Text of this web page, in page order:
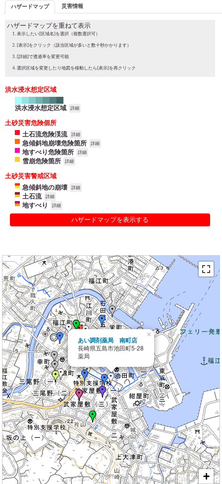
ハザードマップ 災害情報
ハザードマップを重ねて表示
表示したい[区域名]を選択（複数選択可）
[表示]をクリック（該当区域が多いと数十秒かかります）
[詳細]で透過率を変更可能
選択区域を変更したり地図を移動したら[表示]を再クリック
洪水浸水想定区域
洪水浸水想定区域 詳細
土砂災害危険個所
土石流危険渓流
詳細
急傾斜地崩壊危険箇所 詳細
地すべり危険箇所 詳細
雪崩危険箇所 詳細
土砂災害警戒区域
急傾斜地の崩壊
詳細
土石流 詳細
地すべり 詳細
ハザードマップを表示する
あい調剤薬局 南町店
長崎県五島市池田町5-28
薬局
×
+